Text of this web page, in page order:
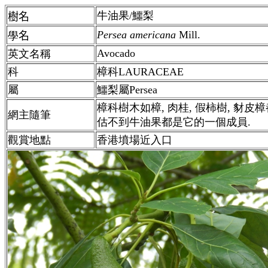
樹名 牛油果/鱷梨
學名 Persea americana Mill.
英文名稱
Avocado
科
樟科LAURACEAE
屬
鱷梨屬Persea
網主隨筆
樟科樹木如樟, 肉桂, 假柿樹, 豺皮
估不到牛油果都是它的一個成員.
觀賞地點
香港墳場近入口